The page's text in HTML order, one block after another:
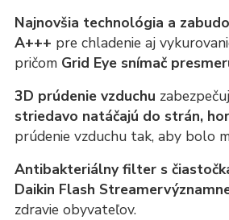
Najnovšia technológia a
A+++ pre chladenie aj
pričom Grid Eye snímač
3D prúdenie vzduchu
striedavo natáčajú do strán,
prúdenie vzduchu tak, aby bolo
Antibakteriálny filter s
Daikin Flash Streamer
zdravie obyvateľov.